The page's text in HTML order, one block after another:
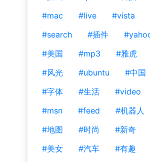
#mac
#live
#vista
#search
#插件
#美国
#mp3
#雅虎
#风光
#ubuntu
#中国
#字体
#生活
#video
#msn
#feed
#机器人
#地图
#时尚
#新奇
#美女
#汽车
#有趣